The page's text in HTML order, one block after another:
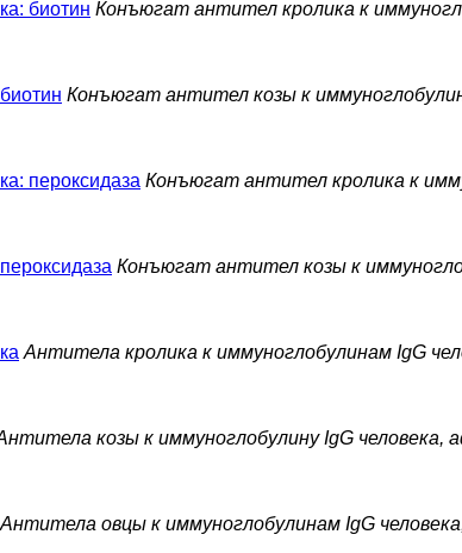
биотин Конъюгат антител кролика к
Конъюгат антител козы к
пероксидаза Конъюгат антител кролика к
Конъюгат антител козы к
Антитела кролика к иммуноглобулинам IgG
козы к иммуноглобулину IgG
Антитела овцы к иммуноглобулинам IgG